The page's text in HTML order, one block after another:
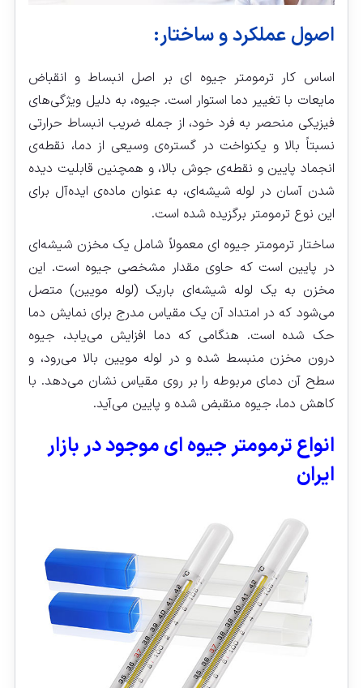
اصول عملکرد و ساختار:
اساس کار ترمومتر جیوه‌ ای بر اصل انبساط و انقباض
مایعات با تغییر دما استوار است. جیوه، به دلیل ویژگی‌های
فیزیکی منحصر به فرد خود، از جمله ضریب انبساط حرارتی
نسبتاً بالا و یکنواخت در گستره‌ی وسیعی از دما، نقطه‌ی
انجماد پایین و نقطه‌ی جوش بالا، و همچنین قابلیت دیده
شدن آسان در لوله شیشه‌ای، به عنوان ماده‌ی ایده‌آل برای
این نوع ترمومتر برگزیده شده است.
ساختار ترمومتر جیوه‌ ای معمولاً شامل یک مخزن شیشه‌ای
در پایین است که حاوی مقدار مشخصی جیوه است. این
مخزن به یک لوله شیشه‌ای باریک (لوله مویین) متصل
می‌شود که در امتداد آن یک مقیاس مدرج برای نمایش دما
حک شده است. هنگامی که دما افزایش می‌یابد، جیوه
درون مخزن منبسط شده و در لوله مویین بالا می‌رود، و
سطح آن دمای مربوطه را بر روی مقیاس نشان می‌دهد. با
کاهش دما، جیوه منقبض شده و پایین می‌آید.
انواع ترمومتر جیوه ای موجود در بازار
ایران